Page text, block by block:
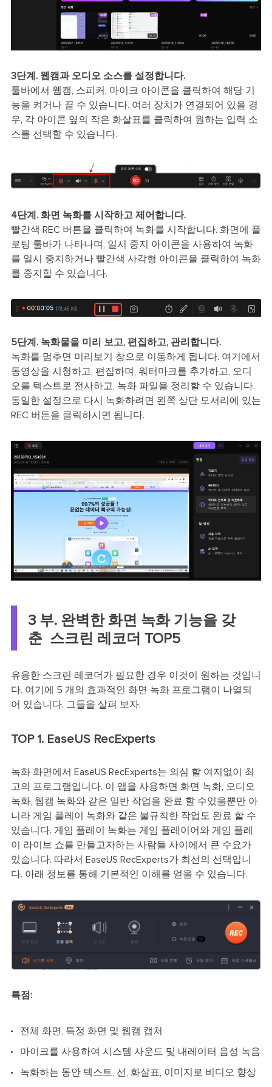
3단계. 웹캠과 오디오 소스를 설정합니다.
툴바에서 웹캠, 스피커, 마이크 아이콘을 클릭하여 해당 기
능을 켜거나 끌 수 있습니다. 여러 장치가 연결되어 있을 경
우, 각 아이콘 옆의 작은 화살표를 클릭하여 원하는 입력 소
스를 선택할 수 있습니다.
4단계. 화면 녹화를 시작하고 제어합니다.
빨간색 REC 버튼을 클릭하여 녹화를 시작합니다. 화면에 플
로팅 툴바가 나타나며, 일시 중지 아이콘을 사용하여 녹화
를 일시 중지하거나 빨간색 사각형 아이콘을 클릭하여 녹화
를 중지할 수 있습니다.
5단계. 녹화물을 미리 보고, 편집하고, 관리합니다.
녹화를 멈추면 미리보기 창으로 이동하게 됩니다. 여기에서
동영상을 시청하고, 편집하며, 워터마크를 추가하고, 오디
오를 텍스트로 전사하고, 녹화 파일을 정리할 수 있습니다.
동일한 설정으로 다시 녹화하려면 왼쪽 상단 모서리에 있는
REC 버튼을 클릭하시면 됩니다.
3 부. 완벽한 화면 녹화 기능을 갖
춘 스크린 레코더 TOP5
유용한 스크린 레코더가 필요한 경우 이것이 원하는 것입니
다. 여기에 5 개의 효과적인 화면 녹화 프로그램이 나열되
어 있습니다. 그들을 살펴 보자.
TOP 1. EaseUS RecExperts
녹화 화면에서 EaseUS RecExperts는 의심 할 여지없이 최
고의 프로그램입니다. 이 앱을 사용하면 화면 녹화, 오디오
녹화, 웹캠 녹화와 같은 일반 작업을 완료 할 수있을뿐만 아
니라 게임 플레이 녹화와 같은 불규칙한 작업도 완료 할 수
있습니다. 게임 플레이 녹화는 게임 플레이어와 게임 플레
이 라이브 쇼를 만들고자하는 사람들 사이에서 큰 수요가
있습니다. 따라서 EaseUS RecExperts가 최선의 선택입니
다. 아래 정보를 통해 기본적인 이해를 얻을 수 있습니다.
특점:
전체 화면, 특정 화면 및 웹캠 캡처
마이크를 사용하여 시스템 사운드 및 내레이터 음성 녹음
녹화하는 동안 텍스트, 선, 화살표, 이미지로 비디오 향상